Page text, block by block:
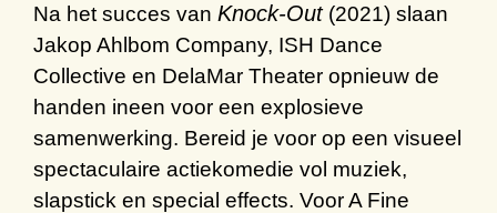
Na het succes van Knock-Out(2021) slaan
Jakop Ahlbom Company, ISH Dance
Collective en DelaMar Theater opnieuw de
handen ineen voor een explosieve
samenwerking. Bereid je voor op een visueel
spectaculaire actiekomedie vol muziek,
slapstick en special effects. VoorA Fine